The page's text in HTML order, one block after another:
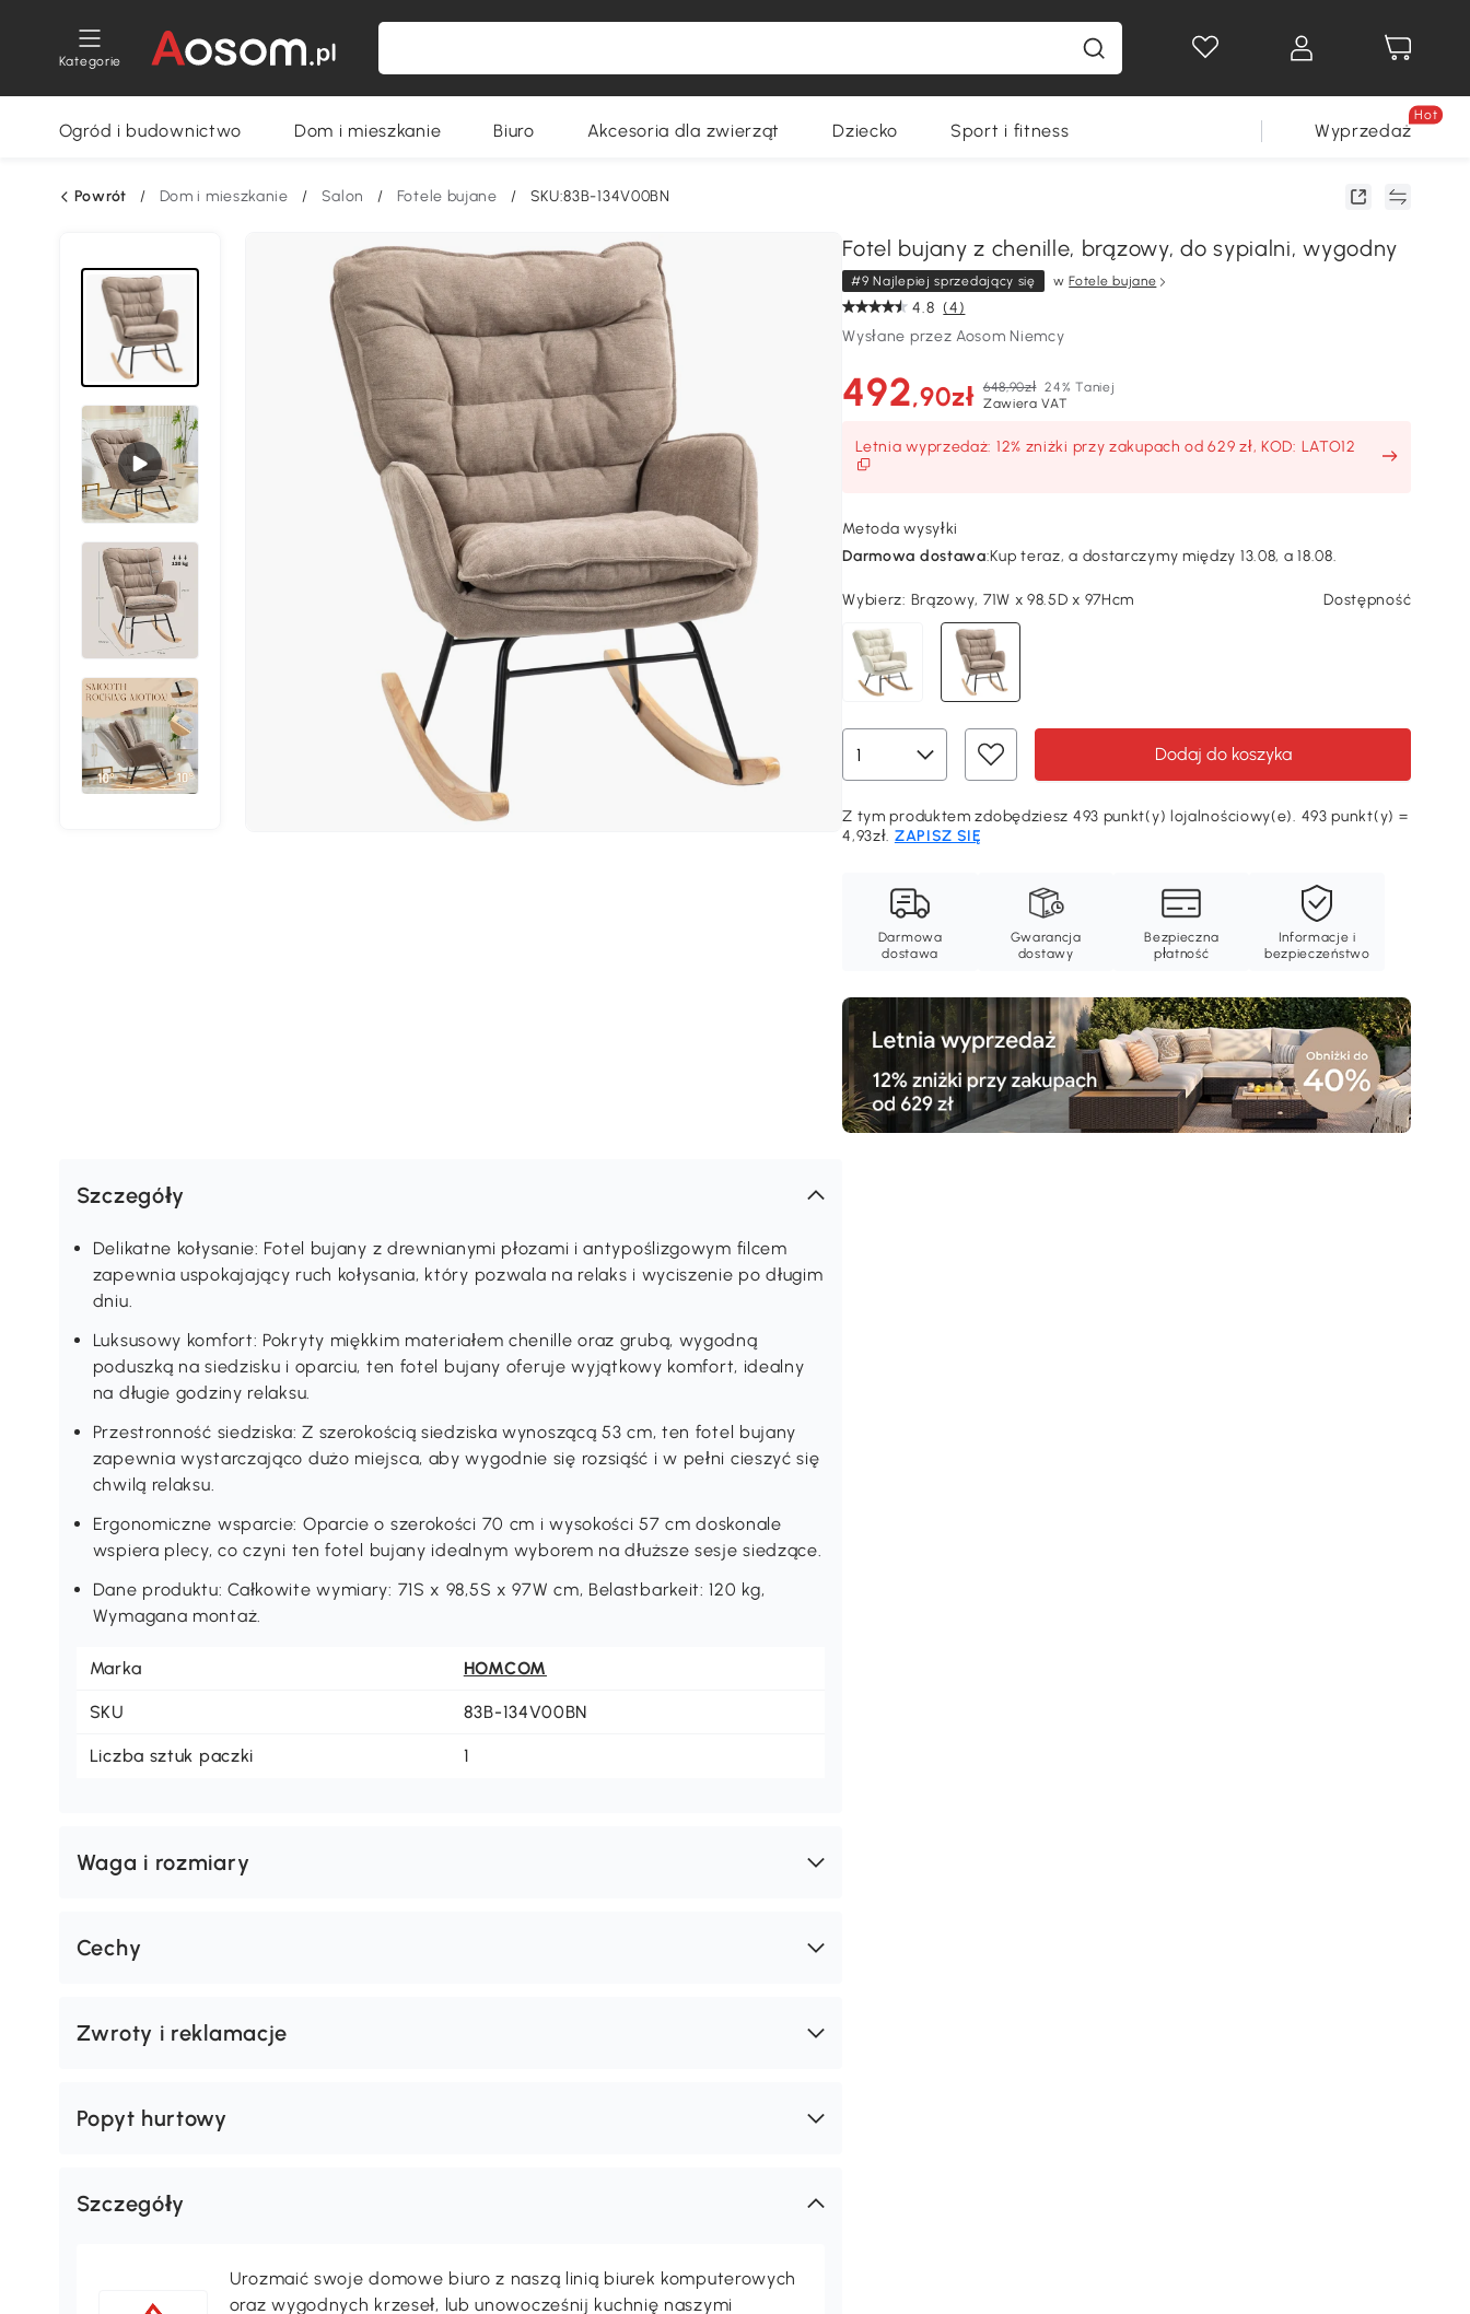
Kategorie
Ogród i budownictwo Dom i mieszkanie Biuro Akcesoria dla zwierząt Dziecko Sport i fitness Wyprzedaż
Hot
Powrót / Dom i mieszkanie / Salon / Fotele bujane / SKU:83B-134V00BN
Fotel bujany z chenille, brązowy, do sypialni, wygodny
#9 Najlepiej sprzedający się wFotele bujane
4.8 (4)
Wysłane przez Aosom Niemcy
492,90zł 648,90zł 24% Taniej
Zawiera VAT
Letnia wyprzedaż: 12% zniżki przy zakupach od 629 zł, KOD: LATO12
Metoda wysyłki
Darmowa dostawa:Kup teraz, a dostarczymy między 13.08, a 18.08.
Wybierz: Brązowy, 71W x 98.5D x 97Hcm Dostępność
Dodaj do koszyka
Z tym produktem zdobędziesz 493 punkt(y) lojalnościowy(e). 493 punkt(y) =
4,93zł.ZAPISZ SIĘ
Darmowa
dostawa
Gwarancja
dostawy
Bezpieczna
płatność
Informacje i
bezpieczeństwo
Szczegóły
Delikatne kołysanie: Fotel bujany z drewnianymi płozami i antypoślizgowym filcem
zapewnia uspokajający ruch kołysania, który pozwala na relaks i wyciszenie po długim
dniu.
Luksusowy komfort: Pokryty miękkim materiałem chenille oraz grubą, wygodną
poduszką na siedzisku i oparciu, ten fotel bujany oferuje wyjątkowy komfort, idealny
na długie godziny relaksu.
zapewnia wystarczająco dużo miejsca, aby wygodnie się rozsiąść i w pełni cieszyć się
chwilą relaksu.
Ergonomiczne wsparcie: Oparcie o szerokości 70 cm i wysokości 57 cm doskonale
wspiera plecy, co czyni ten fotel bujany idealnym wyborem na dłuższe sesje siedzące.
Dane produktu: Całkowite wymiary: 71S x 98,5S x 97W cm, Belastbarkeit: 120 kg,
Marka HOMCOM
Waga i rozmiary
Cechy
Zwroty i reklamacje
Popyt hurtowy